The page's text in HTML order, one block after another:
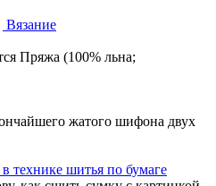
Вязание
Пряжа (100% льна;
жатого шифона двух
технике шитья по бумаге